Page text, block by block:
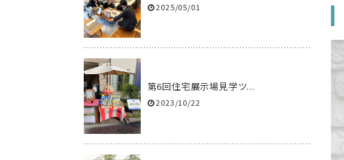
2025/05/01
第6回住宅展示場見学ツ...
2023/10/22